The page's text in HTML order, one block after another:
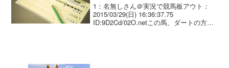
1：名無しさん＠実況で競馬板アウト：
2015/03/29(日) 16:36:37.75
ID:9D2Cd/02O.netこの馬、ダートの方が